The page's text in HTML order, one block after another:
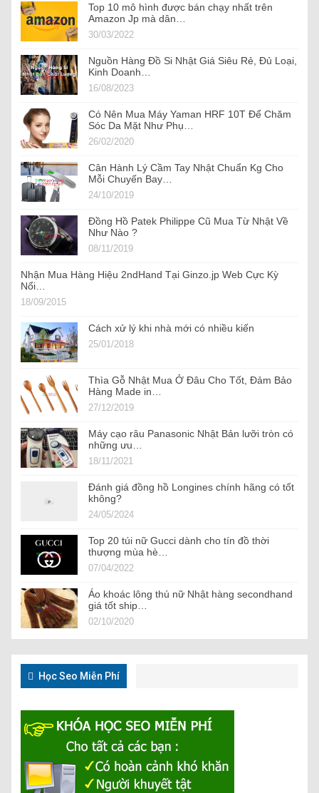
Top 10 mô hình được bán chạy nhất trên
Amazon Jp mà dân…
30/03/2022
Nguồn Hàng Đồ Si Nhật Giá Siêu Rẻ, Đủ Loại,
Kinh Doanh…
16/08/2023
Có Nên Mua Máy Yaman HRF 10T Để Chăm
Sóc Da Mặt Như Phụ…
26/02/2020
Cân Hành Lý Cầm Tay Nhật Chuẩn Kg Cho
Mỗi Chuyến Bay…
24/10/2019
Đồng Hồ Patek Philippe Cũ Mua Từ Nhật Về
Như Nào ?
08/11/2019
Nhận Mua Hàng Hiệu 2ndHand Tại Ginzo.jp Web Cực Kỳ
Nổi…
18/09/2015
Cách xử lý khi nhà mới có nhiều kiến
25/01/2018
Thìa Gỗ Nhật Mua Ở Đâu Cho Tốt, Đảm Bảo
Hàng Made in…
27/12/2019
Máy cạo râu Panasonic Nhật Bản lưỡi tròn có
những ưu…
18/11/2021
Đánh giá đồng hồ Longines chính hãng có tốt
không?
24/05/2024
Top 20 túi nữ Gucci dành cho tín đồ thời
thượng mùa hè…
07/04/2022
Áo khoác lông thú nữ Nhật hàng secondhand
giá tốt ship…
02/10/2020
Học Seo Miễn Phí